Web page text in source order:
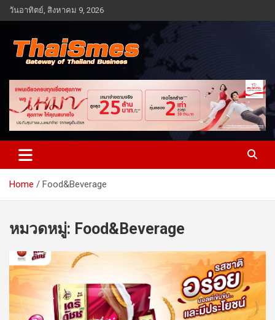
Skip
to
วันอาทิตย์, สิงหาคม 9, 2026
Thaismes
Home Food&Beverage
หมวดหมู่: Food&Beverage